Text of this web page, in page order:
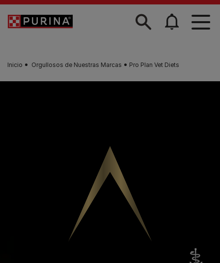
Skip to main content
Inicio Orgullosos de Nuestras Marcas Pro Plan Vet Diets